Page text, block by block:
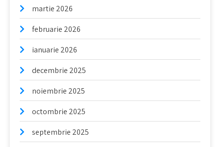
martie 2026
februarie 2026
ianuarie 2026
decembrie 2025
noiembrie 2025
octombrie 2025
septembrie 2025